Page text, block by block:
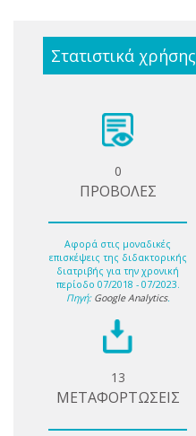
Στατιστικά χρήσης
0
ΠΡΟΒΟΛΕΣ
Αφορά στις μοναδικές
επισκέψεις της διδακτορικής
διατριβής για την χρονική
περίοδο 07/2018 - 07/2023.
Πηγή: Google Analytics.
13
ΜΕΤΑΦΟΡΤΩΣΕΙΣ